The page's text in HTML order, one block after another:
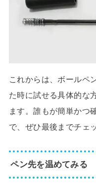
これからは、ボールペ
た時に試せる具体的な
ます。誰もが簡単かつ
で、ぜひ最後までチェ
ペン先を温めてみる